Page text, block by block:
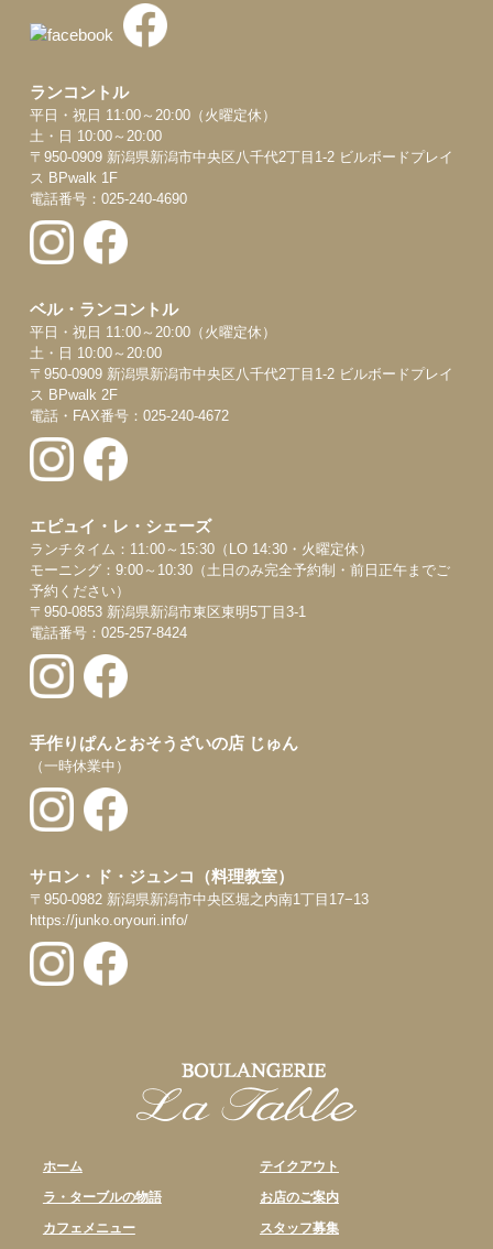
ランコントル
平日・祝日 11:00～20:00（火曜定休）
土・日 10:00～20:00
〒950-0909 新潟県新潟市中央区八千代2丁目1-2 ビルボードプレイ
ス BPwalk 1F
電話番号：025-240-4690
ベル・ランコントル
平日・祝日 11:00～20:00（火曜定休）
土・日 10:00～20:00
〒950-0909 新潟県新潟市中央区八千代2丁目1-2 ビルボードプレイ
ス BPwalk 2F
電話・FAX番号：025-240-4672
エピュイ・レ・シェーズ
ランチタイム：11:00～15:30（LO 14:30・火曜定休）
モーニング：9:00～10:30（土日のみ完全予約制・前日正午までご
予約ください）
〒950-0853 新潟県新潟市東区東明5丁目3-1
電話番号：025-257-8424
手作りぱんとおそうざいの店 じゅん
（一時休業中）
サロン・ド・ジュンコ（料理教室）
〒950-0982 新潟県新潟市中央区堀之内南1丁目17−13
https://junko.oryouri.info/
ホーム
テイクアウト
ラ・ターブルの物語
お店のご案内
カフェメニュー
スタッフ募集